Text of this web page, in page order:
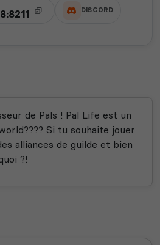
DISCORD
de Pals ! Pal Life est un
Si tu souhaite jouer
alliances de guilde et bien
?!